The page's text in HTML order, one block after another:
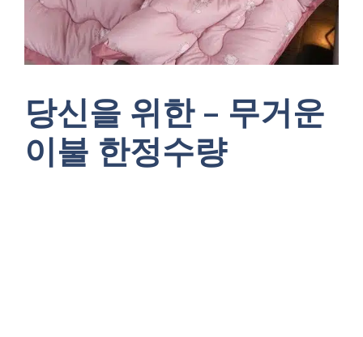
당신을 위한 – 무거운
이불 한정수량